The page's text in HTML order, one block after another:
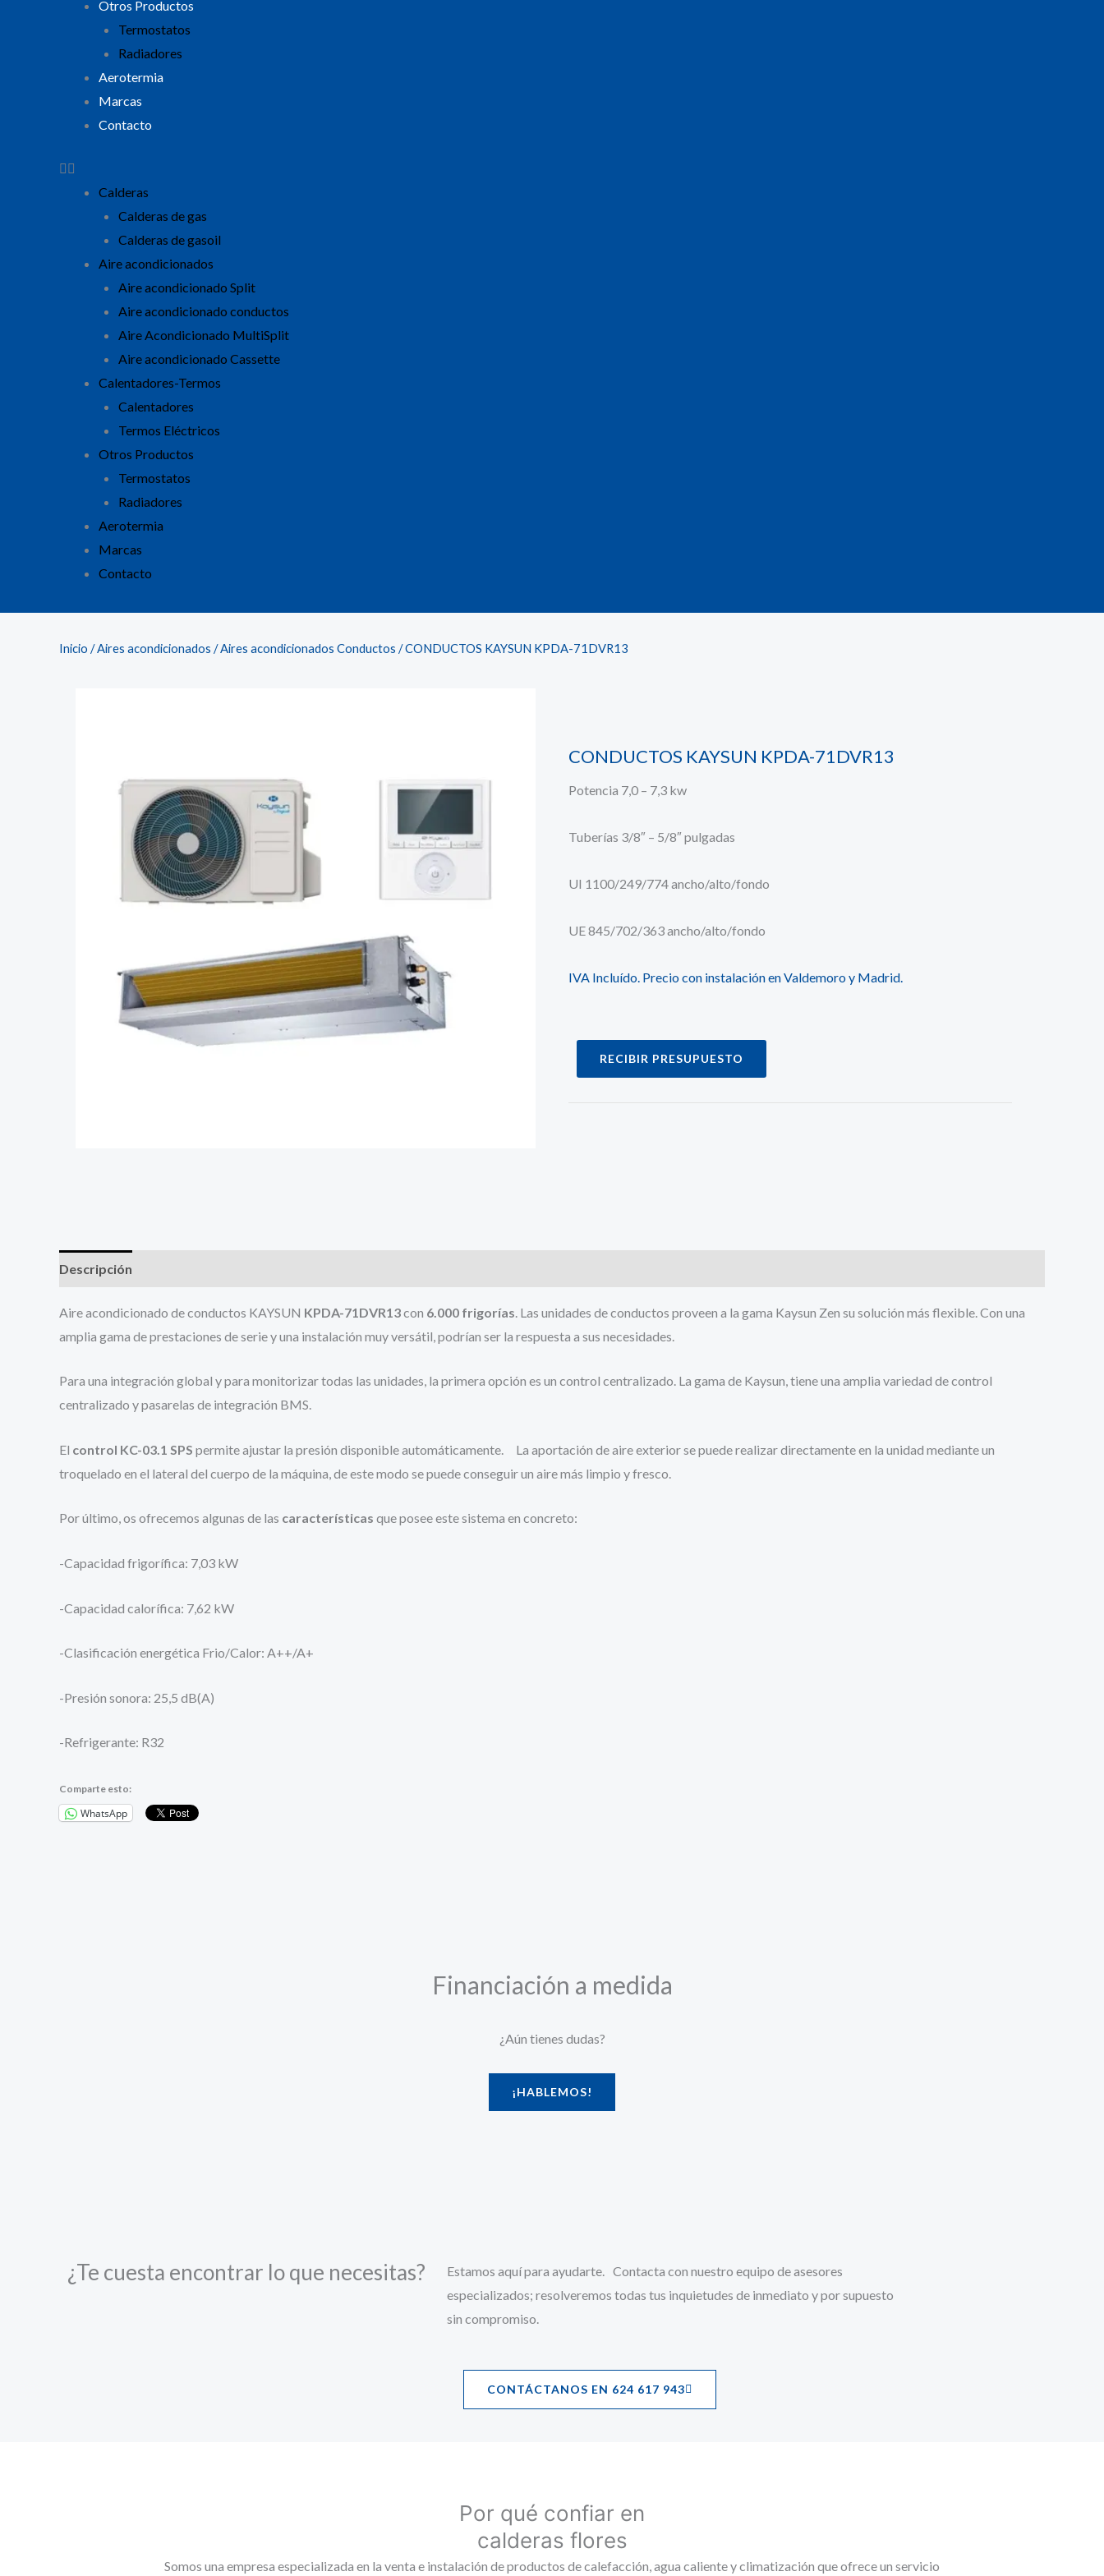
Otros Productos
Termostatos
Radiadores
Aerotermia
Marcas
Contacto
Calderas
Calderas de gas
Calderas de gasoil
Aire acondicionados
Aire acondicionado Split
Aire acondicionado conductos
Aire Acondicionado MultiSplit
Aire acondicionado Cassette
Calentadores-Termos
Calentadores
Termos Eléctricos
Otros Productos
Termostatos
Radiadores
Aerotermia
Marcas
Contacto
Inicio /Aires acondicionados /Aires acondicionados Conductos / CONDUCTOS KAYSUN KPDA-71DVR13
CONDUCTOS KAYSUN KPDA-71DVR13
Potencia 7,0 – 7,3 kw
Tuberías 3/8″ – 5/8″ pulgadas
UI 1100/249/774 ancho/alto/fondo
UE 845/702/363 ancho/alto/fondo
IVA Incluído. Precio con instalación en Valdemoro y Madrid.
RECIBIR PRESUPUESTO
Descripción
Aire acondicionado de conductos KAYSUN KPDA-71DVR13con 6.000 frigorías . Las unidades de conductos proveen a la gama Kaysun Zen su solución más flexible. Con una
amplia gama de prestaciones de serie y una instalación muy versátil, podrían ser la respuesta a sus necesidades.
Para una integración global y para monitorizar todas las unidades, la primera opción es un control centralizado. La gama de Kaysun, tiene una amplia variedad de control
centralizado y pasarelas de integración BMS.
El control KC-03.1 SPS permite ajustar la presión disponible automáticamente. La aportación de aire exterior se puede realizar directamente en la unidad mediante un
troquelado en el lateral del cuerpo de la máquina, de este modo se puede conseguir un aire más limpio y fresco.
Por último, os ofrecemos algunas de las características que posee este sistema en concreto:
-Capacidad frigorífica: 7,03 kW
-Capacidad calorífica: 7,62 kW
-Clasificación energética Frio/Calor: A++/A+
-Presión sonora: 25,5 dB(A)
-Refrigerante: R32
Comparte esto:
WhatsApp
Financiación a medida
¿Aún tienes dudas?
¡HABLEMOS!
¿Te cuesta encontrar lo que necesitas?
Estamos aquí para ayudarte. Contacta con nuestro equipo de asesores
especializados; resolveremos todas tus inquietudes de inmediato y por supuesto
sin compromiso.
CONTÁCTANOS EN 624 617 943
Por qué confiar en
calderas flores
Somos una empresa especializada en la venta e instalación de productos de calefacción, agua caliente y climatización que ofrece un servicio